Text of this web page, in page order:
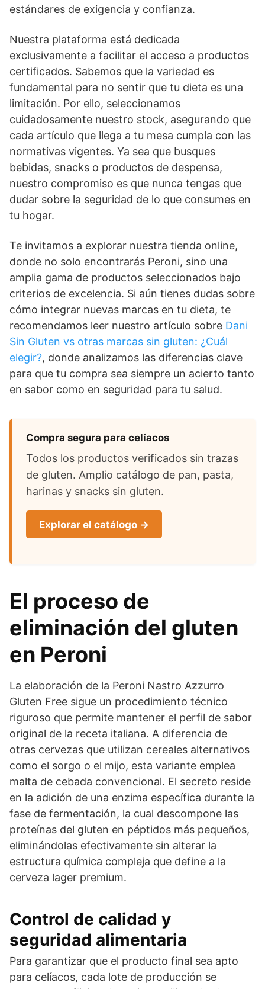
estándares de exigencia y confianza.
Nuestra plataforma está dedicada
exclusivamente a facilitar el acceso a productos
certificados. Sabemos que la variedad es
fundamental para no sentir que tu dieta es una
limitación. Por ello, seleccionamos
cuidadosamente nuestro stock, asegurando que
cada artículo que llega a tu mesa cumpla con las
normativas vigentes. Ya sea que busques
bebidas, snacks o productos de despensa,
nuestro compromiso es que nunca tengas que
dudar sobre la seguridad de lo que consumes en
tu hogar.
Te invitamos a explorar nuestra tienda online,
donde no solo encontrarás Peroni, sino una
amplia gama de productos seleccionados bajo
criterios de excelencia. Si aún tienes dudas sobre
cómo integrar nuevas marcas en tu dieta, te
recomendamos leer nuestro artículo sobre Dani
Sin Gluten vs otras marcas sin gluten: ¿Cuál
elegir?, donde analizamos las diferencias clave
para que tu compra sea siempre un acierto tanto
en sabor como en seguridad para tu salud.
Compra segura para celíacos
Todos los productos verificados sin trazas
de gluten. Amplio catálogo de pan, pasta,
harinas y snacks sin gluten.
Explorar el catálogo →
El proceso de
eliminación del gluten
en Peroni
La elaboración de la Peroni Nastro Azzurro
Gluten Free sigue un procedimiento técnico
riguroso que permite mantener el perfil de sabor
original de la receta italiana. A diferencia de
otras cervezas que utilizan cereales alternativos
como el sorgo o el mijo, esta variante emplea
malta de cebada convencional. El secreto reside
en la adición de una enzima específica durante la
fase de fermentación, la cual descompone las
proteínas del gluten en péptidos más pequeños,
eliminándolas efectivamente sin alterar la
estructura química compleja que define a la
cerveza lager premium.
Control de calidad y
seguridad alimentaria
Para garantizar que el producto final sea apto
para celíacos, cada lote de producción se